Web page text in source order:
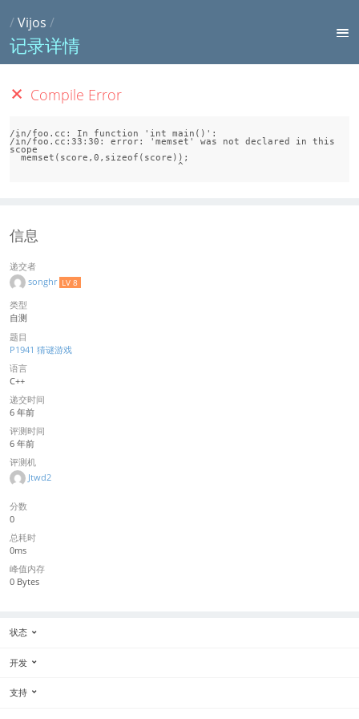
/Vijos /
记录详情
Compile Error
/in/foo.cc: In function 'int main()':
/in/foo.cc:33:30: error: 'memset' was not declared in this
scope
  memset(score,0,sizeof(score));
信息
递交者
songhr LV 8
类型
自测
题目
P1941 猜谜游戏
语言
C++
递交时间
6 年前
评测时间
6 年前
评测机
Jtwd2
分数
0
总耗时
0ms
峰值内存
0 Bytes
状态
开发
支持